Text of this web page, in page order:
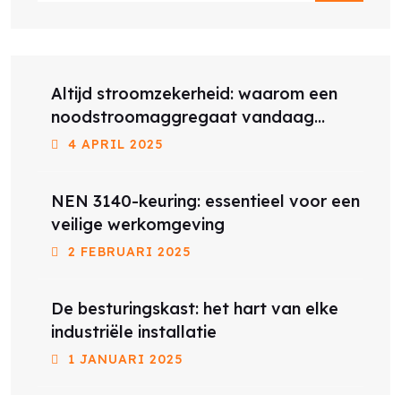
Altijd stroomzekerheid: waarom een
noodstroomaggregaat vandaag
belangrijker is dan ooit
4 APRIL 2025
NEN 3140-keuring: essentieel voor een
veilige werkomgeving
2 FEBRUARI 2025
De besturingskast: het hart van elke
industriële installatie
1 JANUARI 2025